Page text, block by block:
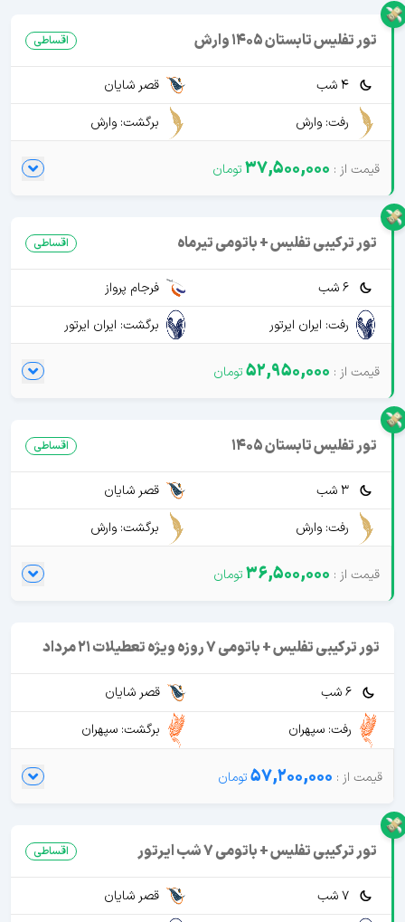
تور تفلیس تابستان 1405 وارش اقساطی
4 شب
قصر شایان
رفت: وارش
برگشت: وارش
37,500,000
تور ترکیبی تفلیس + باتومی تیرماه اقساطی
6 شب
فرجام پرواز
رفت: ایران ایرتور
برگشت: ایران ایرتور
52,950,000
تور تفلیس تابستان 1405 اقساطی
3 شب
قصر شایان
رفت: وارش
برگشت: وارش
36,500,000
تور ترکیبی تفلیس + باتومی 7 روزه ویژه تعطیلات 21 مرداد
6 شب
قصر شایان
رفت: سپهران
برگشت: سپهران
57,200,000
تور ترکیبی تفلیس + باتومی 7 شب ایرتور اقساطی
7 شب قصر شایان